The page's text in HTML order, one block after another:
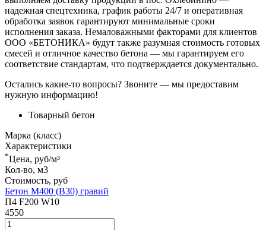
надежная спецтехника, график работы 24/7 и оперативная
обработка заявок гарантируют минимальные сроки
исполнения заказа. Немаловажными факторами для клиентов
ООО «БЕТОНИКА» будут также разумная стоимость готовых
смесей и отличное качество бетона — мы гарантируем его
соответствие стандартам, что подтверждается документально.
Остались какие-то вопросы? Звоните — мы предоставим
нужную информацию!
Товарный бетон
Марка (класс)
Характеристики
*Цена, руб/м³
Кол-во, м3
Стоимость, руб
Бетон М400 (В30) гравий
П4 F200 W10
4550